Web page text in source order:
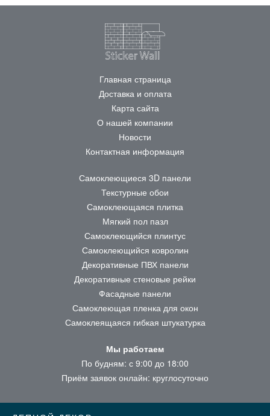
Главная страница
Доставка и оплата
Карта сайта
О нашей компании
Новости
Контактная информация
Самоклеющиеся 3D панели
Текстурные обои
Самоклеющаяся плитка
Мягкий пол пазл
Самоклеющийся плинтус
Самоклеющийся ковролин
Декоративные ПВХ панели
Декоративные стеновые рейки
Фасадные панели
Самоклеющая пленка для окон
Самоклеящаяся гибкая штукатурка
Мы работаем
По будням: с 9:00 до 18:00
Приём заявок онлайн: круглосуточно